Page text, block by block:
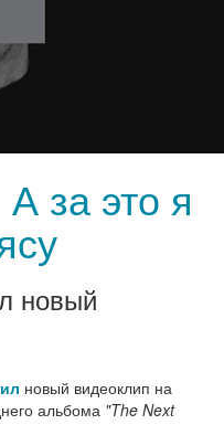
А за это я
новый
новый видеоклип на
альбома "The Next